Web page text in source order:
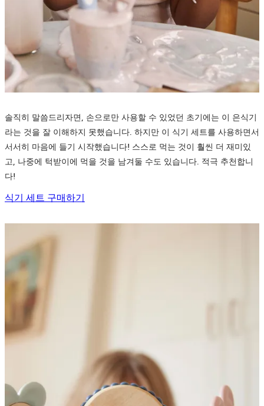
솔직히 말씀드리자면, 손으로만 사용할 수 있었던 초기에는 이 은식기
라는 것을 잘 이해하지 못했습니다. 하지만 이 식기 세트를 사용하면서
서서히 마음에 들기 시작했습니다! 스스로 먹는 것이 훨씬 더 재미있
고, 나중에 턱받이에 먹을 것을 남겨둘 수도 있습니다. 적극 추천합니
다!
식기 세트 구매하기